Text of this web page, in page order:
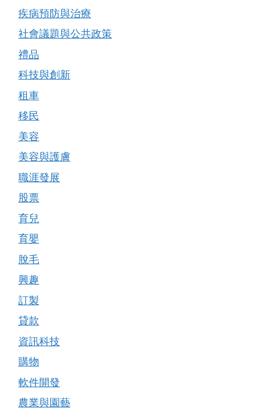
疾病預防與治療
社會議題與公共政策
禮品
科技與創新
租車
移民
美容
美容與護膚
職涯發展
股票
育兒
育嬰
脫毛
興趣
訂製
貸款
資訊科技
購物
軟件開發
農業與園藝